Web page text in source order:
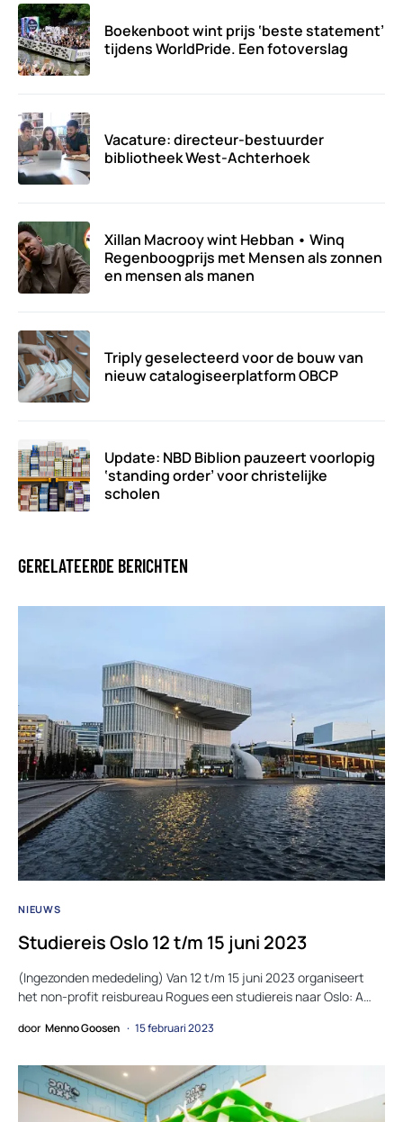
Boekenboot wint prijs ‘beste statement’
tijdens WorldPride. Een fotoverslag
Vacature: directeur-bestuurder
bibliotheek West-Achterhoek
Xillan Macrooy wint Hebban • Winq
Regenboogprijs met Mensen als zonnen
en mensen als manen
Triply geselecteerd voor de bouw van
nieuw catalogiseerplatform OBCP
Update: NBD Biblion pauzeert voorlopig
‘standing order’ voor christelijke
scholen
GERELATEERDE BERICHTEN
NIEUWS
Studiereis Oslo 12 t/m 15 juni 2023
(Ingezonden mededeling) Van 12 t/m 15 juni 2023 organiseert
het non-profit reisbureau Rogues een studiereis naar Oslo: A…
door Menno Goosen 15 februari 2023